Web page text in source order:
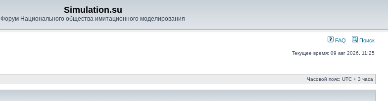
Simulation.su
Форум Национального общества имитационного моделирования
FAQ Поиск
Текущее время: 09 авг 2026, 11:25
Часовой пояс: UTC + 3 часа